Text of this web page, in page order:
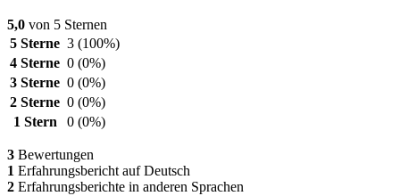
5,0 von 5 Sternen
5 Sterne 3 (100%)
4 Sterne 0 (0%)
3 Sterne 0 (0%)
2 Sterne 0 (0%)
1 Stern
0 (0%)
3 Bewertungen
1 Erfahrungsbericht auf Deutsch
2 Erfahrungsberichte in anderen Sprachen